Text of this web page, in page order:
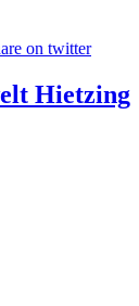
on twitter
Hietzing